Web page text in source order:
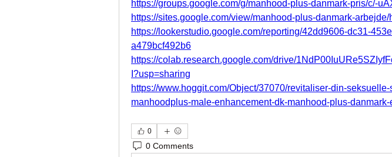
https://groups.google.com/g/manhood-plus-danmark-pris/c/-
https://sites.google.com/view/manhood-plus-danmark-arbejde/
https://lookerstudio.google.com/reporting/42dd9606-dc31-
a479bcf492b6
https://colab.research.google.com/drive/
I?usp=sharing
https://www.hoggit.com/Object/37070/revitaliser-din-
manhoodplus-male-enhancement-dk-manhood-plus-danmark-
0
0 Comments